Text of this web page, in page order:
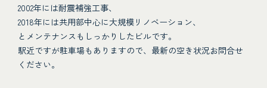
2002年には耐震補強工事、
2018年には共用部中心に大規模リノベーション、
とメンテナンスもしっかりしたビルです。
駅近ですが駐車場もありますので、最新の空き状況お問合せ
ください。